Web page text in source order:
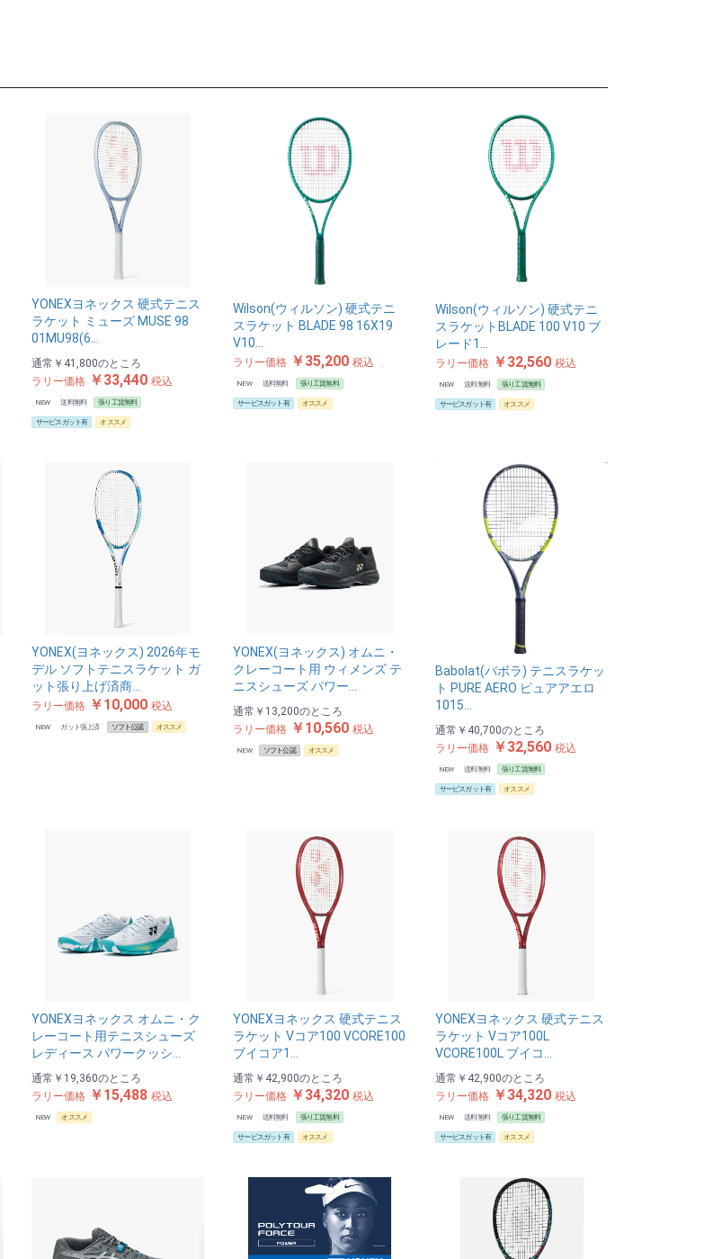
YONEXヨネックス 硬式テニス
ラケット ミューズ MUSE 98
01MU98(6…
通常 ￥41,800のところ
ラリー価格￥33,440 税込
NEW 送料無料 張り工賃無料
サービスガット有 オススメ
Wilson(ウィルソン) 硬式テニ
スラケット BLADE 98 16X19
V10…
ラリー価格 ￥35,200税込
NEW 送料無料 張り工賃無料
サービスガット有 オススメ
Wilson(ウィルソン) 硬式テニ
スラケットBLADE 100 V10 ブ
レード1…
ラリー価格￥32,560 税込
NEW 送料無料 張り工賃無料
サービスガット有 オススメ
YONEX(ヨネックス) 2026年モ
デル ソフトテニスラケット ガ
ット張り上げ済商…
ラリー価格￥10,000 税込
NEW ガット張上済 ソフト公認 オススメ
YONEX(ヨネックス) オムニ・
クレーコート用 ウィメンズ テ
ニスシューズ パワー…
通常 ￥13,200のところ
ラリー価格 ￥10,560税込
NEW ソフト公認 オススメ
Babolat(バボラ) テニスラケッ
ト PURE AERO ピュアアエロ
1015…
通常 ￥40,700のところ
ラリー価格￥32,560 税込
NEW 送料無料 張り工賃無料
サービスガット有 オススメ
YONEXヨネックス オムニ・ク
レーコート用テニスシューズ
レディース パワークッシ…
通常 ￥19,360のところ
ラリー価格￥15,488 税込
NEW オススメ
YONEXヨネックス 硬式テニス
ラケット Vコア100 VCORE100
ブイコア1…
通常 ￥42,900のところ
ラリー価格 ￥34,320税込
NEW 送料無料 張り工賃無料
サービスガット有 オススメ
YONEXヨネックス 硬式テニス
ラケット Vコア100L
VCORE100L ブイコ…
通常 ￥42,900のところ
ラリー価格￥34,320 税込
NEW 送料無料 張り工賃無料
サービスガット有 オススメ